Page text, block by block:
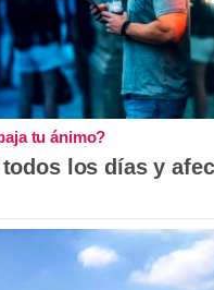
tu ánimo?
los días y